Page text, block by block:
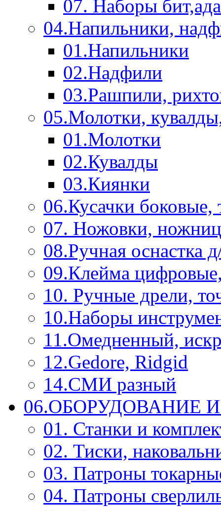
07. Наборы
04.Напильники,
01.Напильники
02.Надфили
03.Рашпили,
05.Молотки,
01.Молотки
02.Кувалды
03.Киянки
06.Кусачки боковые,
07. Ножовки,
08.Ручная оснастка
09.Клейма
10. Ручные дрели,
10.Наборы
11.Омедненный,
12.Gedore, Ridgid
14.СМИ разный
06.ОБОРУДОВАНИЕ
01. Станки и
02. Тиски,
03. Патроны
04. Патроны